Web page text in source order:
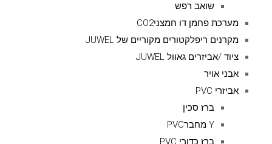
שואב רפש
מערכת פחמן דו חמצניCO2
מקרנים ריפלקטורים מקוריים של JUWEL
ציוד /אביזרים גאוול JUWEL
אבני אויר
אביזרי PVC
ברז סכין
Y מחברPVC
ברז כדורי PVC